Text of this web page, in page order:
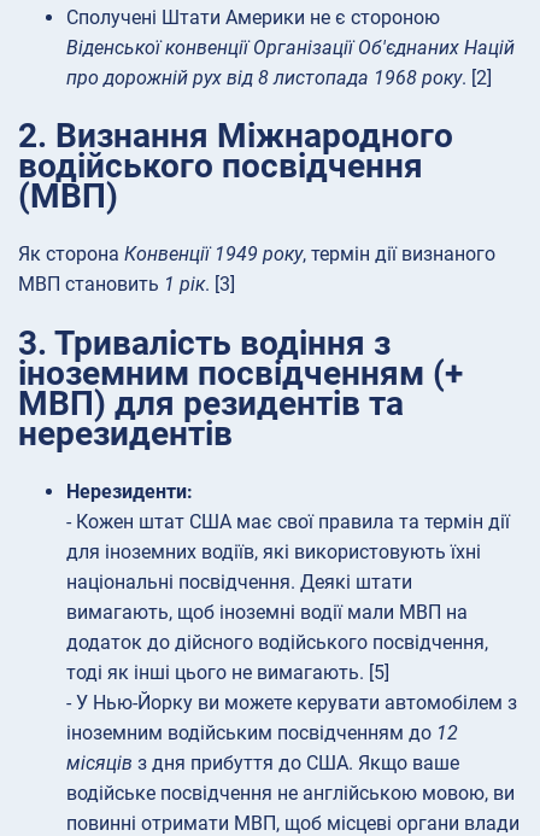
Сполучені Штати Америки не є стороною
Віденської конвенції Організації Об'єднаних Націй
про дорожній рух від 8 листопада 1968 року. [2]
2. Визнання Міжнародного
водійського посвідчення
(МВП)
Як сторона Конвенції 1949 року, термін дії визнаного
МВП становить 1 рік. [3]
3. Тривалість водіння з
іноземним посвідченням (+
МВП) для резидентів та
нерезидентів
Нерезиденти:
- Кожен штат США має свої правила та термін дії
для іноземних водіїв, які використовують їхні
національні посвідчення. Деякі штати
вимагають, щоб іноземні водії мали МВП на
додаток до дійсного водійського посвідчення,
тоді як інші цього не вимагають. [5]
- У Нью-Йорку ви можете керувати автомобілем з
іноземним водійським посвідченням до 12
місяців з дня прибуття до США. Якщо ваше
водійське посвідчення не англійською мовою, ви
повинні отримати МВП, щоб місцеві органи влади